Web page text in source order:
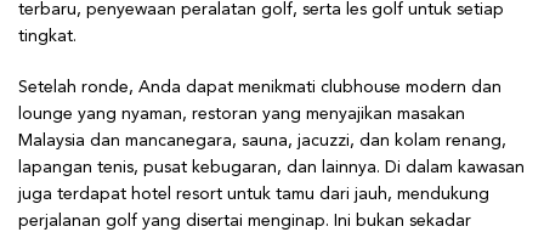
terbaru, penyewaan peralatan golf, serta les golf untuk setiap
tingkat.
Setelah ronde, Anda dapat menikmati clubhouse modern dan
lounge yang nyaman, restoran yang menyajikan masakan
Malaysia dan mancanegara, sauna, jacuzzi, dan kolam renang,
lapangan tenis, pusat kebugaran, dan lainnya. Di dalam kawasan
juga terdapat hotel resort untuk tamu dari jauh, mendukung
perjalanan golf yang disertai menginap. Ini bukan sekadar